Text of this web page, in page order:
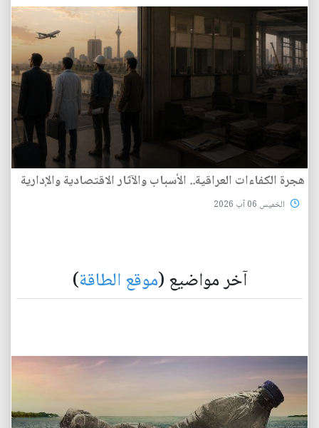
هجرة الكفاءات العراقية.. الأسباب والآثار الاقتصادية والإدارية
الخميس 06 آب 2026
آخر مواضيع (موقع الطاقة)